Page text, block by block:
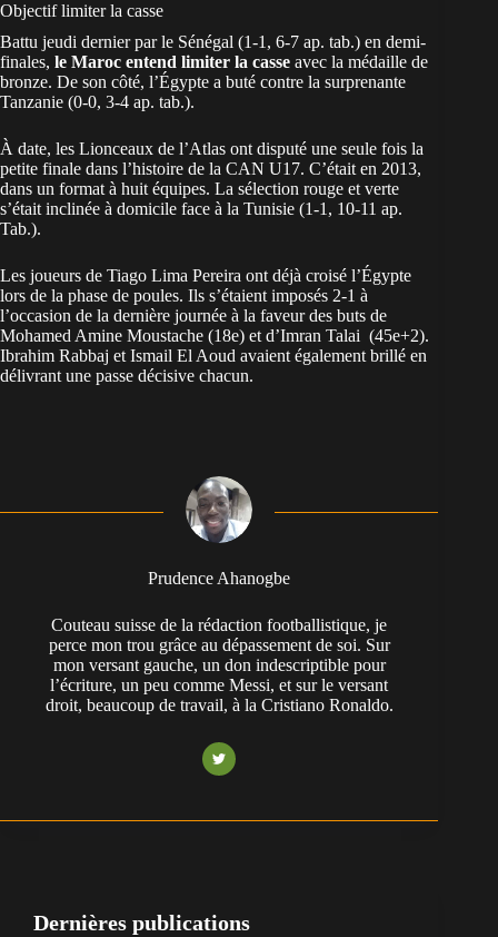
Objectif limiter la casse
Battu jeudi dernier par le Sénégal (1-1, 6-7 ap. tab.) en demi-
finales, le Maroc entend limiter la casse avec la médaille de
bronze. De son côté, l’Égypte a buté contre la surprenante
Tanzanie (0-0, 3-4 ap. tab.).
À date, les Lionceaux de l’Atlas ont disputé une seule fois la
petite finale dans l’histoire de la CAN U17. C’était en 2013,
dans un format à huit équipes. La sélection rouge et verte
s’était inclinée à domicile face à la Tunisie (1-1, 10-11 ap.
Tab.).
Les joueurs de Tiago Lima Pereira ont déjà croisé l’Égypte
lors de la phase de poules. Ils s’étaient imposés 2-1 à
l’occasion de la dernière journée à la faveur des buts de
Mohamed Amine Moustache (18e) et d’Imran Talai (45e+2).
Ibrahim Rabbaj et Ismail El Aoud avaient également brillé en
délivrant une passe décisive chacun.
Prudence Ahanogbe
Couteau suisse de la rédaction footballistique, je
perce mon trou grâce au dépassement de soi. Sur
mon versant gauche, un don indescriptible pour
l’écriture, un peu comme Messi, et sur le versant
droit, beaucoup de travail, à la Cristiano Ronaldo.
Dernières publications